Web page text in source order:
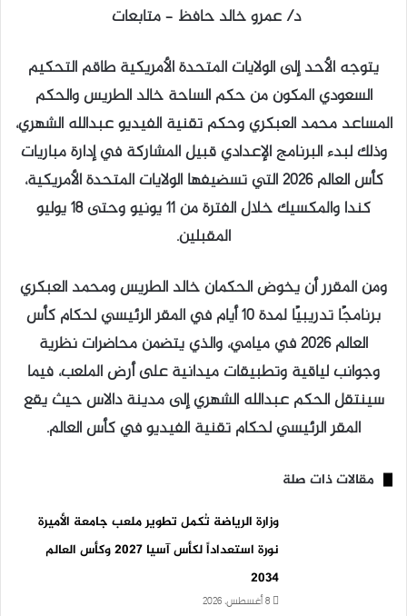
د/ عمرو خالد حافظ – متابعات
يتوجه الأحد إلى الولايات المتحدة الأمريكية طاقم التحكيم
السعودي المكون من حكم الساحة خالد الطريس والحكم
المساعد محمد العبكري وحكم تقنية الفيديو عبدالله الشهري،
وذلك لبدء البرنامج الإعدادي قبيل المشاركة في إدارة مباريات
كأس العالم 2026 التي تسضيفها الولايات المتحدة الأمريكية،
كندا والمكسيك خلال الفترة من 11 يونيو وحتى 18 يوليو
المقبلين.
ومن المقرر أن يخوض الحكمان خالد الطريس ومحمد العبكري
برنامجًا تدريبيًا لمدة 10 أيام في المقر الرئيسي لحكام كأس
العالم 2026 في ميامي، والذي يتضمن محاضرات نظرية
وجوانب لياقية وتطبيقات ميدانية على أرض الملعب، فيما
سينتقل الحكم عبدالله الشهري إلى مدينة دالاس حيث يقع
المقر الرئيسي لحكام تقنية الفيديو في كأس العالم.
مقالات ذات صلة
وزارة الرياضة تُكمل تطوير ملعب جامعة الأميرة
نورة استعداداً لكأس آسيا 2027 وكأس العالم
2034
8 أغسطس، 2026